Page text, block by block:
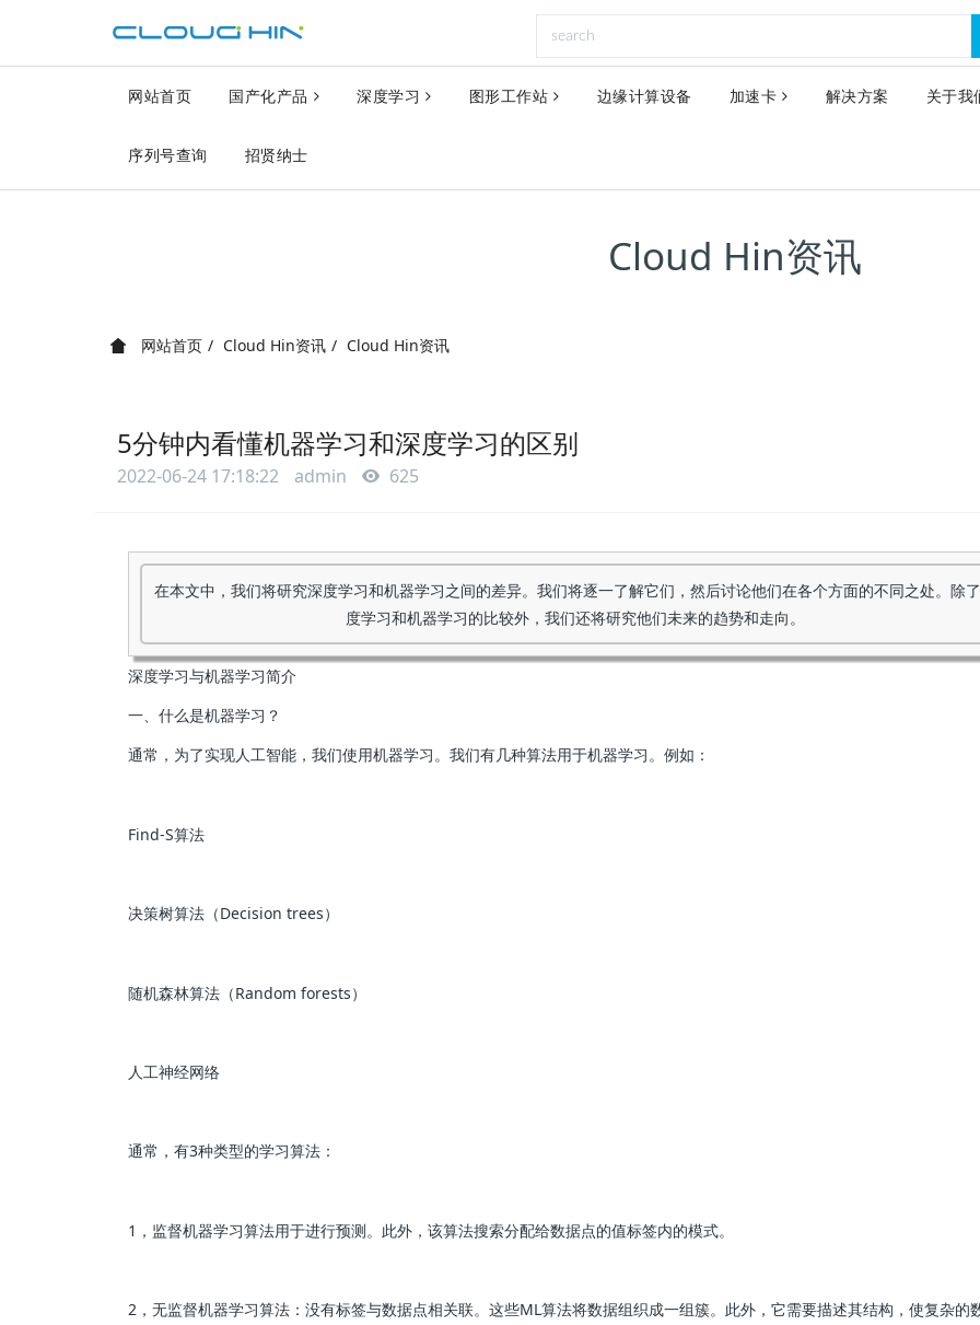
网站首页 国产化产品 深度学习 图形工作站 边缘计算设备 加速卡 解决方案 关于我
序列号查询 招贤纳士
Cloud Hin资讯
网站首页 Cloud Hin资讯 Cloud Hin资讯
5分钟内看懂机器学习和深度学习的区别
2022-06-24 17:18:22 admin 625
在本文中，我们将研究深度学习和机器学习之间的差异。我们将逐一了解它们，然后讨论他们在各个方面的不同之处。除
度学习和机器学习的比较外，我们还将研究他们未来的趋势和走向。
深度学习与机器学习简介
一、什么是机器学习？
通常，为了实现人工智能，我们使用机器学习。我们有几种算法用于机器学习。例如：
Find-S算法
决策树算法（Decision trees）
随机森林算法（Random forests）
人工神经网络
通常，有3种类型的学习算法：
1，监督机器学习算法用于进行预测。此外，该算法搜索分配给数据点的值标签内的模式。
2，无监督机器学习算法：没有标签与数据点相关联。这些ML算法将数据组织成一组簇。此外，它需要描述其结构，使复杂的